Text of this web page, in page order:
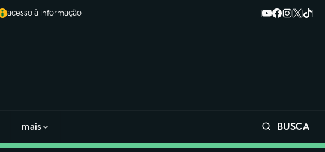
acesso à informação
mais BUSCA